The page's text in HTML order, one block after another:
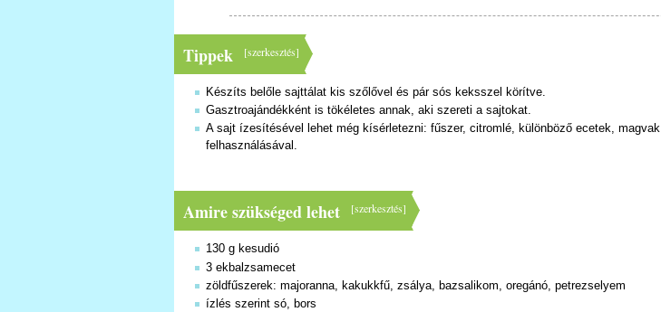
[szerkesztés]
Tippek
Készíts belőle sajttálat kis szőlővel és pár sós keksszel körítve.
Gasztroajándékként is tökéletes annak, aki szereti a sajtokat.
A sajt ízesítésével lehet még kísérletezni: fűszer, citromlé, különböző ecetek, magvak
felhasználásával.
[szerkesztés]
Amire szükséged lehet
130 g kesudió
3 ekbalzsamecet
zöldfűszerek: majoranna, kakukkfű, zsálya, bazsalikom, oregánó, petrezselyem
ízlés szerint só, bors